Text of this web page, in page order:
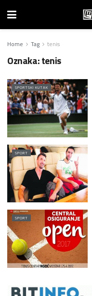
Home Tag tenis
Oznaka:tenis
SPORTSKI KUTAK
SPORT
SPORT